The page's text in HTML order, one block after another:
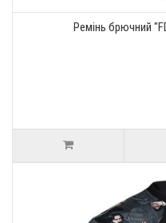
Ремінь брючний